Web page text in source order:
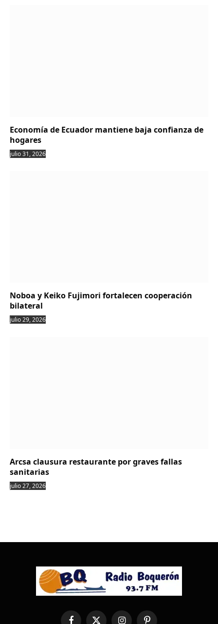
Economía de Ecuador mantiene baja confianza de
hogares
julio 31, 2026
Noboa y Keiko Fujimori fortalecen cooperación
bilateral
julio 29, 2026
Arcsa clausura restaurante por graves fallas
sanitarias
julio 27, 2026